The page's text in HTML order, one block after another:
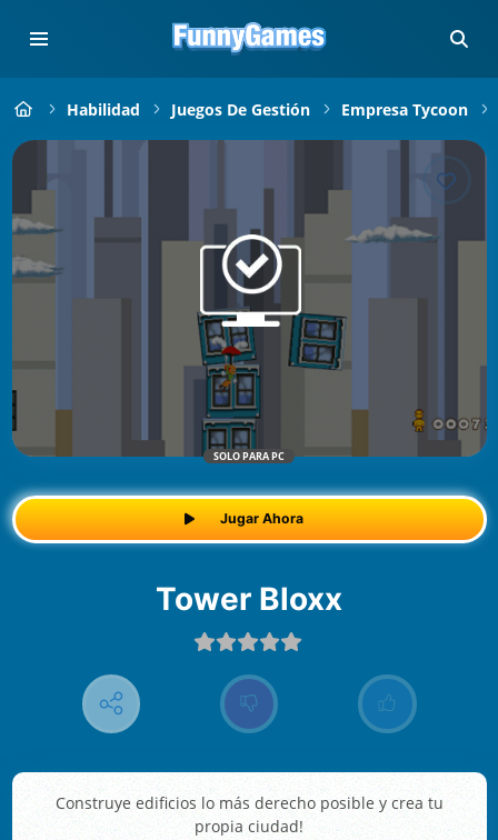
Habilidad Juegos De Gestión Empresa Tycoon
SOLO PARA PC
Jugar Ahora
Tower Bloxx
Construye edificios lo más derecho posible y crea tu
propia ciudad!